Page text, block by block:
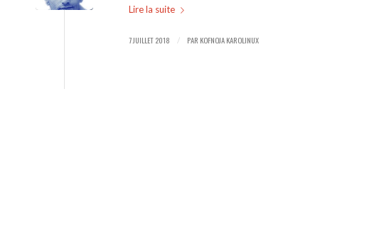
Lire la suite
7 JUILLET 2018 / PAR KOFNOJA KAROLINUX